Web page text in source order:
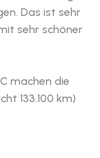
Das ist sehr
sehr schöner
machen die
133.100 km)